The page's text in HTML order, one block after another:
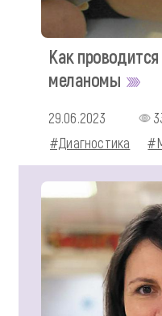
Как
меланомы
29.06.2023
#Диагностика